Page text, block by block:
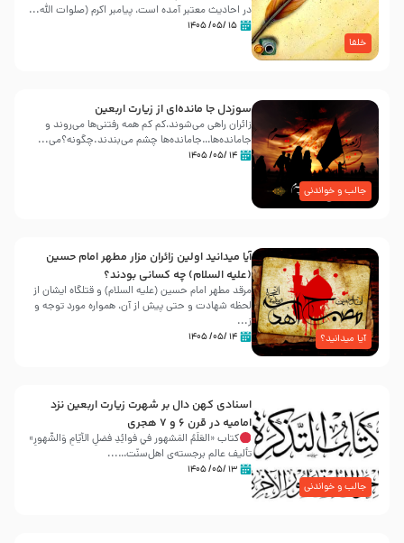
خلفا
در احادیث معتبر آمده است، پیامبر اکرم (صلوات اللّه...
۱۵ /۰۵/ ۱۴۰۵
جالب و خواندنی
سوزدل جا مانده‌ای از زیارت اربعین
زائران راهی می‌شوند،کم‌ کم همه رفتنی‌ها می‌روند و
جامانده‌ها…جامانده‌ها چشم می‌بندند.چگونه؟می‌...
۱۴ /۰۵/ ۱۴۰۵
آیا میدانید؟
آیا میدانید اولین زائران مزار مطهر امام حسین
(علیه السلام) چه کسانی بودند؟
مرقد مطهر امام حسین (علیه السلام) و قتلگاه ایشان از
لحظه شهادت و حتی پیش از آن، همواره مورد توجه و
ز...
۱۴ /۰۵/ ۱۴۰۵
جالب و خواندنی
اسنادی کهن دال بر شهرت زیارت اربعین نزد
امامیه در قرن ۶ و ۷ هجری
کتاب «العَلَمُ المَشهور في فَوائِدِ فَضلِ الأيّامِ وَالشُّهورِ»
تألیف عالم برجسته‌ی اهل‌سنّت…...
۱۳ /۰۵/ ۱۴۰۵